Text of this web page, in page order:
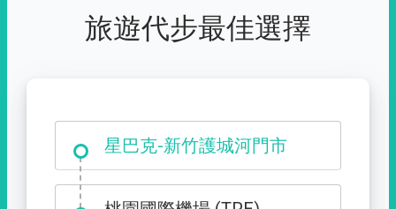
旅遊代步最佳選擇
大霸尖山登山口